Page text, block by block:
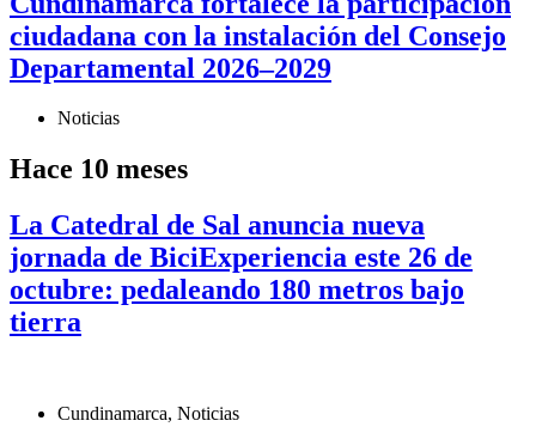
ciudadana con la instalación del Consejo
Departamental 2026–2029
Noticias
Hace 10 meses
La Catedral de Sal anuncia nueva
jornada de BiciExperiencia este 26 de
octubre: pedaleando 180 metros bajo
tierra
Cundinamarca, Noticias